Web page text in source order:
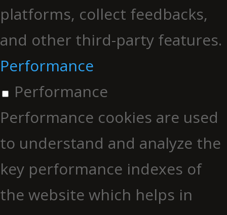
platforms, collect feedbacks,
and other third-party features.
Performance
Performance
Performance cookies are used
to understand and analyze the
key performance indexes of
the website which helps in